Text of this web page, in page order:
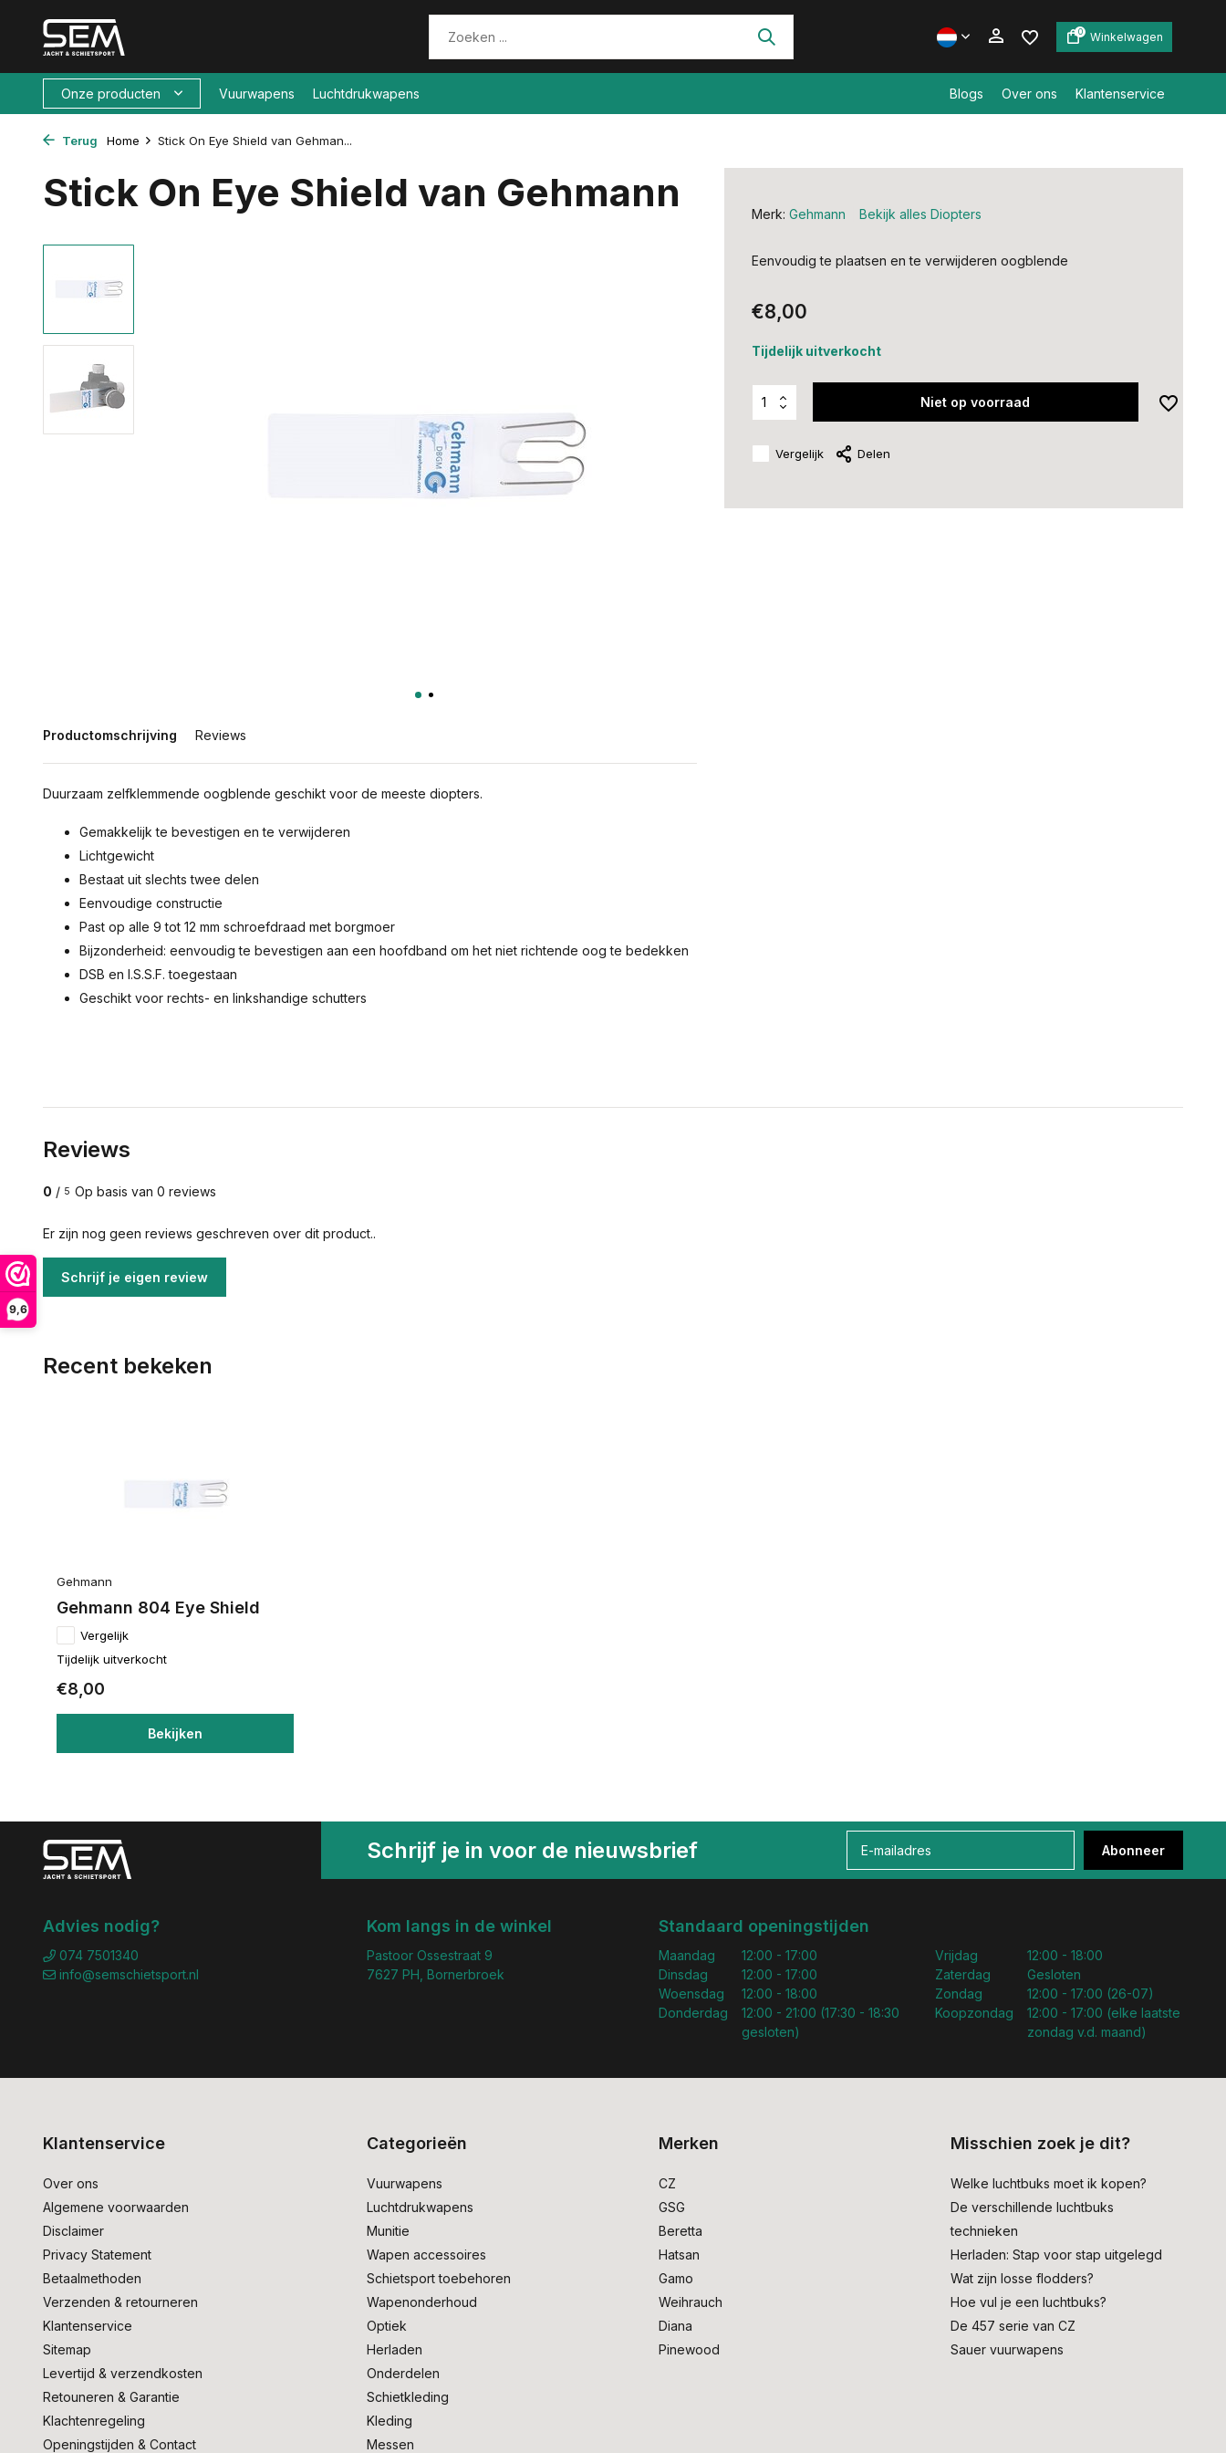
9,6
0 Winkelwagen
Onze producten Vuurwapens Luchtdrukwapens Blogs Over ons Klantenservice
Terug Home Stick On Eye Shield van Gehman...
Stick On Eye Shield van Gehmann
Productomschrijving Reviews
Duurzaam zelfklemmende oogblende geschikt voor de meeste diopters.
Gemakkelijk te bevestigen en te verwijderen
Lichtgewicht
Bestaat uit slechts twee delen
Eenvoudige constructie
Past op alle 9 tot 12 mm schroefdraad met borgmoer
Bijzonderheid: eenvoudig te bevestigen aan een hoofdband om het niet richtende oog te bedekken
DSB en I.S.S.F. toegestaan
Geschikt voor rechts- en linkshandige schutters
Merk: Gehmann Bekijk alles Diopters
Eenvoudig te plaatsen en te verwijderen oogblende
€8,00
Tijdelijk uitverkocht
Niet op voorraad
Vergelijk Delen
Reviews
0 / 5 Op basis van 0 reviews
Er zijn nog geen reviews geschreven over dit product..
Schrijf je eigen review
Recent bekeken
Gehmann
Gehmann 804 Eye Shield
Vergelijk
Tijdelijk uitverkocht
€8,00
Bekijken
Schrijf je in voor de nieuwsbrief Abonneer
Advies nodig?
074 7501340
info@semschietsport.nl
Kom langs in de winkel
Pastoor Ossestraat 9
7627 PH, Bornerbroek
Standaard openingstijden
Maandag
Dinsdag
Woensdag
Donderdag
12:00 - 17:00
12:00 - 17:00
12:00 - 18:00
12:00 - 21:00 (17:30 - 18:30
gesloten)
Vrijdag
Zaterdag
Zondag
Koopzondag
12:00 - 18:00
Gesloten
12:00 - 17:00 (26-07)
12:00 - 17:00 (elke laatste
zondag v.d. maand)
Klantenservice
Over ons
Algemene voorwaarden
Disclaimer
Privacy Statement
Betaalmethoden
Verzenden & retourneren
Klantenservice
Sitemap
Levertijd & verzendkosten
Retouneren & Garantie
Klachtenregeling
Openingstijden & Contact
Categorieën
Vuurwapens
Luchtdrukwapens
Munitie
Wapen accessoires
Schietsport toebehoren
Wapenonderhoud
Optiek
Herladen
Onderdelen
Schietkleding
Kleding
Messen
Merken
CZ
GSG
Beretta
Hatsan
Gamo
Weihrauch
Diana
Pinewood
Misschien zoek je dit?
Welke luchtbuks moet ik kopen?
De verschillende luchtbuks
technieken
Herladen: Stap voor stap uitgelegd
Wat zijn losse flodders?
Hoe vul je een luchtbuks?
De 457 serie van CZ
Sauer vuurwapens